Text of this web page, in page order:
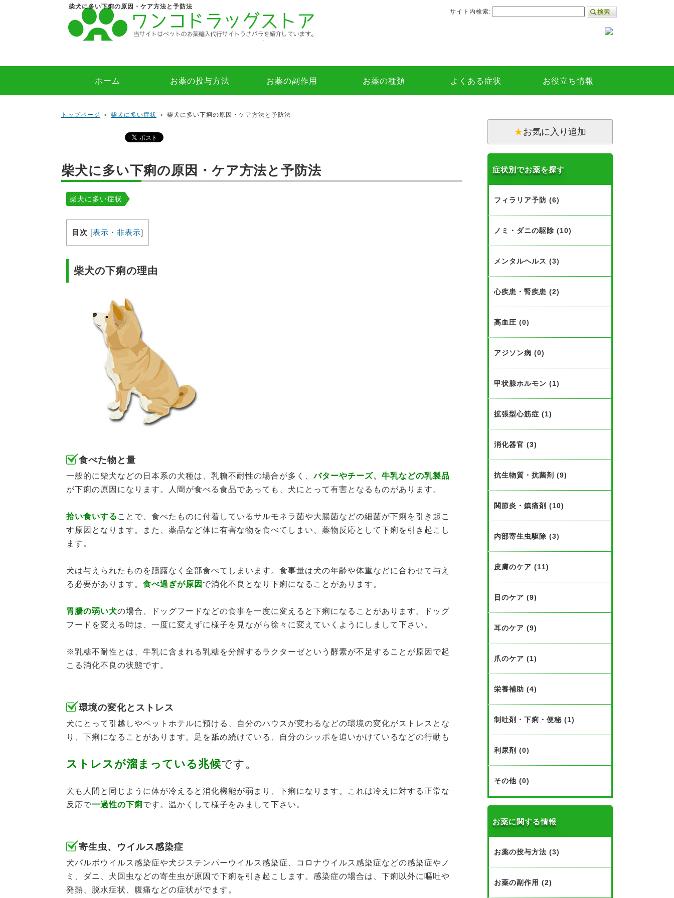
柴犬に多い下痢の原因・ケア方法と予防法
トップページ ＞ 柴犬に多い症状 ＞ 柴犬に多い下痢の原因・ケア方法と予防法
柴犬に多い下痢の原因・ケア方法と予防法
柴犬に多い症状
目次 [表示・非表示]
柴犬の下痢の理由
食べた物と量
一般的に柴犬などの日本系の犬種は、乳糖不耐性の場合が多く、バターやチーズ、牛乳などの乳製品
が下痢の原因になります。人間が食べる食品であっても、犬にとって有害となるものがあります。
拾い食いする ことで、食べたものに付着しているサルモネラ菌や大腸菌などの細菌が下痢を引き起こ
す原因となります。また、薬品など体に有害な物を食べてしまい、薬物反応として下痢を引き起こし
ます。
犬は与えられたものを躊躇なく全部食べてしまいます。食事量は犬の年齢や体重などに合わせて与え
る必要があります。 食べ過ぎが原因 で消化不良となり下痢になることがあります。
胃腸の弱い犬の場合、ドッグフードなどの食事を一度に変えると下痢になることがあります。ドッグ
フードを変える時は、一度に変えずに様子を見ながら徐々に変えていくようにしまして下さい。
※乳糖不耐性とは、牛乳に含まれる乳糖を分解するラクターゼという酵素が不足することが原因で起
こる消化不良の状態です。
環境の変化とストレス
犬にとって引越しやペットホテルに預ける、自分のハウスが変わるなどの環境の変化がストレスとな
り、下痢になることがあります。足を舐め続けている、自分のシッポを追いかけているなどの行動も
ストレスが溜まっている兆候です。
犬も人間と同じように体が冷えると消化機能が弱まり、下痢になります。これは冷えに対する正常な
反応で一過性の下痢です。温かくして様子をみまして下さい。
寄生虫、ウイルス感染症
犬パルボウイルス感染症や犬ジステンパーウイルス感染症、コロナウイルス感染症などの感染症やノ
ミ、ダニ、犬回虫などの寄生虫が原因で下痢を引き起こします。感染症の場合は、下痢以外に嘔吐や
発熱、脱水症状、腹痛などの症状がでます。
★お気に入り追加
症状別でお薬を探す
フィラリア予防 (6)
ノミ・ダニの駆除 (10)
メンタルヘルス (3)
心疾患・腎疾患 (2)
高血圧 (0)
アジソン病 (0)
甲状腺ホルモン (1)
拡張型心筋症 (1)
消化器官 (3)
抗生物質・抗菌剤 (9)
関節炎・鎮痛剤 (10)
内部寄生虫駆除 (3)
皮膚のケア (11)
目のケア (9)
耳のケア (9)
爪のケア (1)
栄養補助 (4)
制吐剤・下痢・便秘 (1)
利尿剤 (0)
その他 (0)
お薬に関する情報
お薬の投与方法 (3)
お薬の副作用 (2)
ホーム お薬の投与方法 お薬の副作用 お薬の種類 よくある症状 お役立ち情報
サイト内検索: